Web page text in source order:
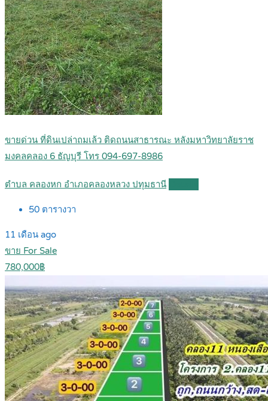
ขายด่วน ที่ดินเปล่าถมเล้ว ติดถนนสาธารณะ หลังมหาวิทยาลัยราช
มงคลคลอง 6 ธัญบุรี โทร 094-697-8986
ตำบล คลองหก อำเภอคลองหลวง ปทุมธานี
50 ตารางวา
11 เดือน ago
ขาย For Sale
780,000฿